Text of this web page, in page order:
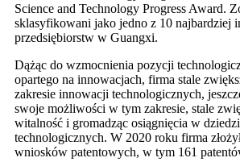
Science and Technology Progress Award.
sklasyfikowani jako jedno z 10 najbardziej
przedsiębiorstw w Guangxi.
Dążąc do wzmocnienia pozycji
opartego na innowacjach, firma stale
zakresie innowacji technologicznych,
swoje możliwości w tym zakresie, stale
witalność i gromadząc osiągnięcia w
technologicznych. W 2020 roku firma
wniosków patentowych, w tym 161